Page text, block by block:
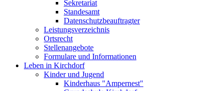
Sekretariat
Standesamt
Datenschutzbeauftragter
Leistungsverzeichnis
Ortsrecht
Stellenangebote
Formulare und Informationen
Leben in Kirchdorf
Kinder und Jugend
Kinderhaus "Ampernest"